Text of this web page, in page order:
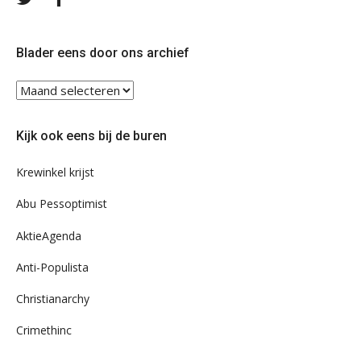
Blader eens door ons archief
Blader
ons
Kijk ook eens bij de buren
Krewinkel krijst
Abu Pessoptimist
AktieAgenda
Anti-Populista
Christianarchy
Crimethinc